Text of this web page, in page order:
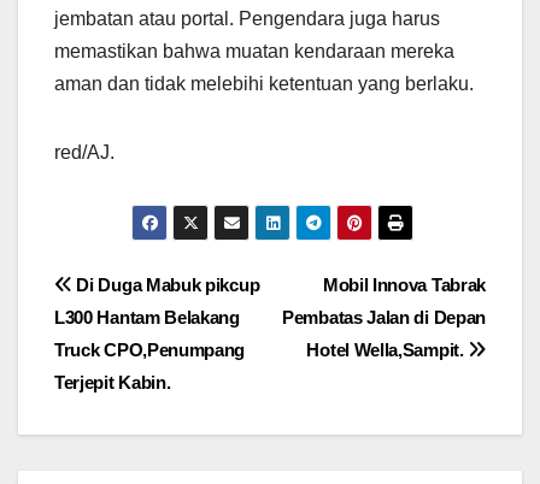
jembatan atau portal. Pengendara juga harus
memastikan bahwa muatan kendaraan mereka
aman dan tidak melebihi ketentuan yang berlaku.
red/AJ.
Navigasi
pos
Mobil Innova Tabrak
Pembatas Jalan di Depan
Hotel Wella,Sampit.
Di Duga Mabuk pikcup
L300 Hantam Belakang
Truck CPO,Penumpang
Terjepit Kabin.